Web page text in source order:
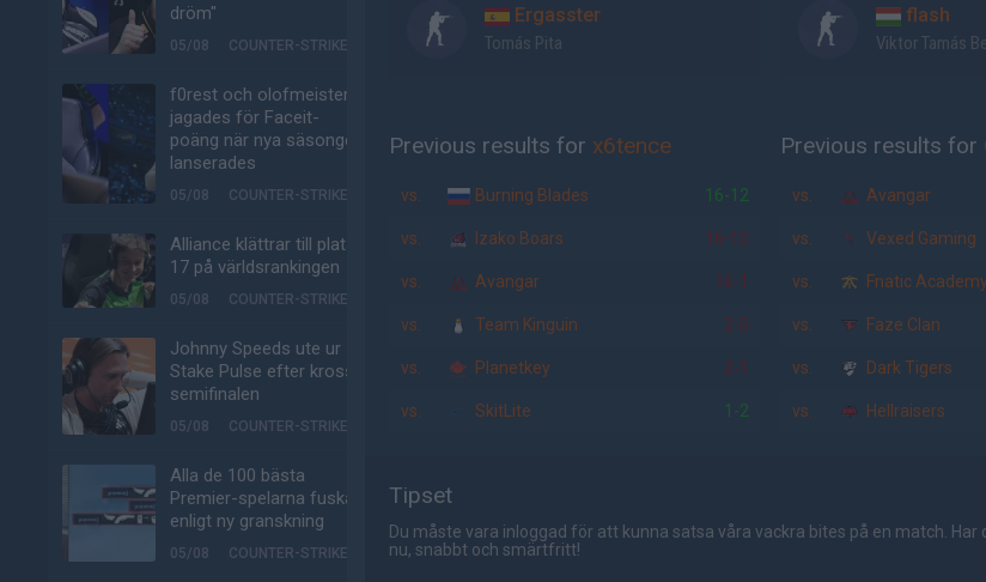
dröm"
05/08 COUNTER-STRIKE
f0rest och olofmeister
jagades för Faceit-
poäng när nya säsongen
lanserades
05/08 COUNTER-STRIKE
Alliance klättrar till plats
17 på världsrankingen
05/08 COUNTER-STRIKE
Johnny Speeds ute ur
Stake Pulse efter kross i
semifinalen
05/08 COUNTER-STRIKE
Alla de 100 bästa
Premier-spelarna fuskar
enligt ny granskning
05/08 COUNTER-STRIKE
Ergasster
Tomás Pita
flash
Viktor Tamás
Previous results for x6tence
vs. Burning Blades 16-12
vs. Izako Boars 16-10
vs. Avangar 16-1
vs. Team Kinguin 2-0
vs. Planetkey 2-1
vs. SkitLite 1-2
Previous results for
vs. Avangar
vs. Vexed Gaming
vs. Fnatic Academy
vs. Faze Clan
vs. Dark Tigers
vs. Hellraisers
Tipset
Du måste vara inloggad för att kunna satsa våra vackra bites på en match. Har
nu, snabbt och smärtfritt!